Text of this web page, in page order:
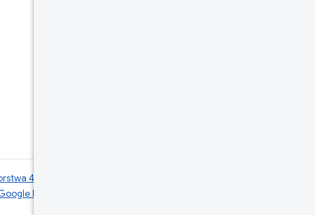
4.0
Developers